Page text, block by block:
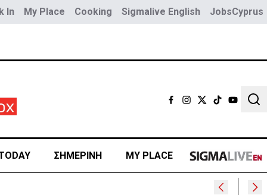
In My Place Cooking Sigmalive English JobsCyprus
ΣΗΜΕΡΙΝΗ MY PLACE